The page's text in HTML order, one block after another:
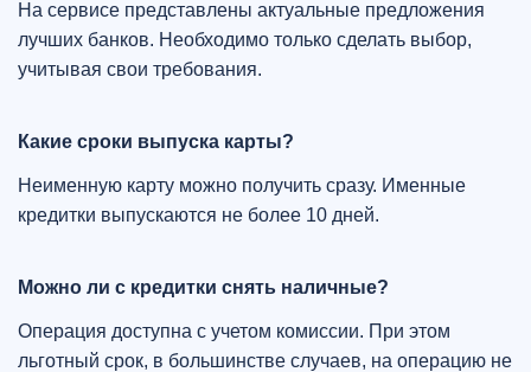
На сервисе представлены актуальные предложения
лучших банков. Необходимо только сделать выбор,
учитывая свои требования.
Какие сроки выпуска карты?
Неименную карту можно получить сразу. Именные
кредитки выпускаются не более 10 дней.
Можно ли с кредитки снять наличные?
Операция доступна с учетом комиссии. При этом
льготный срок, в большинстве случаев, на операцию не